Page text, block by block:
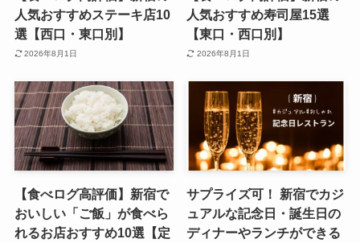
人気おすすめステーキ店10
選【西口・東口別】
2026年8月1日
人気おすすめ寿司屋15選
【東口・西口別】
2026年8月1日
【食べログ高評価】新宿で
おいしい「ご飯」が食べら
れるお店おすすめ10選【定
サプライズ可！ 新宿でカジ
ュアルな記念日・誕生日の
ディナーやランチができる